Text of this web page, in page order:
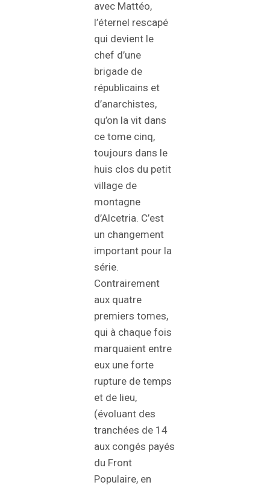
avec Mattéo,
l’éternel rescapé
qui devient le
chef d’une
brigade de
républicains et
d’anarchistes,
qu’on la vit dans
ce tome cinq,
toujours dans le
huis clos du petit
village de
montagne
d’Alcetria. C’est
un changement
important pour la
série.
Contrairement
aux quatre
premiers tomes,
qui à chaque fois
marquaient entre
eux une forte
rupture de temps
et de lieu,
(évoluant des
tranchées de 14
aux congés payés
du Front
Populaire, en